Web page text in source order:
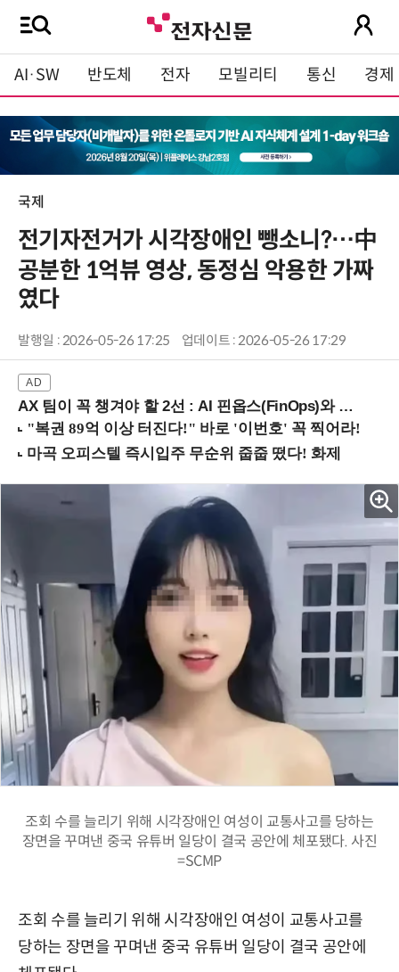
AI·SW 반도체 전자 모빌리티 통신 경제
국제
전기자전거가 시각장애인 뺑소니?…中
공분한 1억뷰 영상, 동정심 악용한 가짜
였다
발행일 : 2026-05-26 17:25 업데이트 : 2026-05-26 17:29
AX 팀이 꼭 챙겨야 할 2선 : AI 핀옵스(FinOps)와 토큰 거버넌스 (8/21 잠실역)
조회 수를 늘리기 위해 시각장애인 여성이 교통사고를 당하는
장면을 꾸며낸 중국 유튜버 일당이 결국 공안에 체포됐다. 사진
=SCMP
조회 수를 늘리기 위해 시각장애인 여성이 교통사고를
당하는 장면을 꾸며낸 중국 유튜버 일당이 결국 공안에